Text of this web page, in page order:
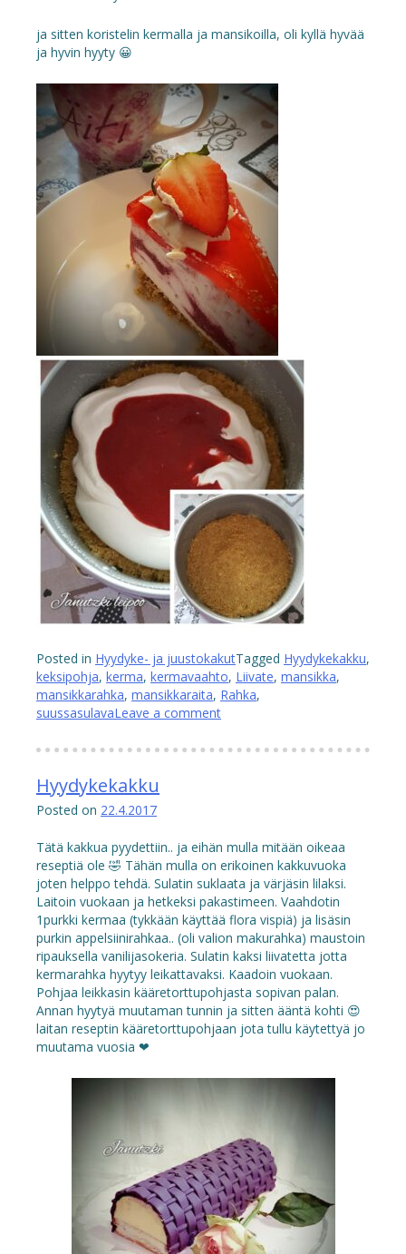
ja sitten koristelin kermalla ja mansikoilla, oli kyllä hyvää
ja hyvin hyyty 😀
Posted in Hyydyke- ja juustokakutTagged Hyydykekakku,
keksipohja, kerma, kermavaahto, Liivate, mansikka,
mansikkarahka, mansikkaraita, Rahka,
suussasulavaLeave a comment
Hyydykekakku
Posted on 22.4.2017
Tätä kakkua pyydettiin.. ja eihän mulla mitään oikeaa
reseptiä ole 🤣 Tähän mulla on erikoinen kakkuvuoka
joten helppo tehdä. Sulatin suklaata ja värjäsin lilaksi.
Laitoin vuokaan ja hetkeksi pakastimeen. Vaahdotin
1purkki kermaa (tykkään käyttää flora vispiä) ja lisäsin
purkin appelsiinirahkaa.. (oli valion makurahka) maustoin
ripauksella vanilijasokeria. Sulatin kaksi liivatetta jotta
kermarahka hyytyy leikattavaksi. Kaadoin vuokaan.
Pohjaa leikkasin kääretorttupohjasta sopivan palan.
Annan hyytyä muutaman tunnin ja sitten ääntä kohti 😍
laitan reseptin kääretorttupohjaan jota tullu käytettyä jo
muutama vuosia ❤